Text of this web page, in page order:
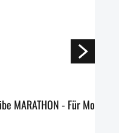
MARATHON - Für